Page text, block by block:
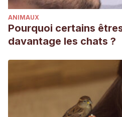
ANIMAUX
Pourquoi certains
davantage les chats ?